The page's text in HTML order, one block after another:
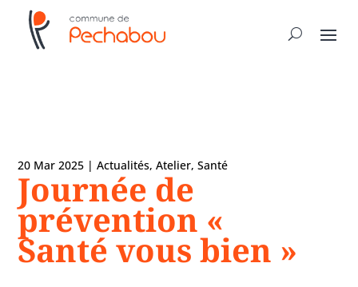
20 Mar 2025 |Actualités,Atelier,Santé
Journée de
prévention «
Santé vous bien »